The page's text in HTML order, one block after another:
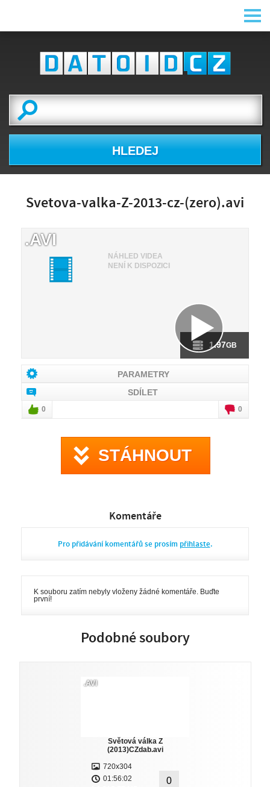
HLEDEJ
Svetova-valka-Z-2013-cz-(zero).avi
NÁHLED VIDEA
NENÍ K DISPOZICI
1.97GB
.AVI
PARAMETRY
SDÍLET
0 0
STÁHNOUT
Komentáře
Pro přidávání komentářů se prosím přihlaste.
K souboru zatím nebyly vloženy žádné komentáře. Buďte
první!
Podobné soubory
.AVI
Světová válka Z
(2013)CZdab.avi
720x304
01:56:02
0